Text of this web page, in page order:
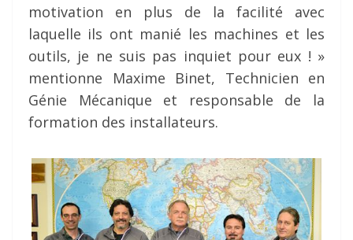
motivation en plus de la facilité avec
laquelle ils ont manié les machines et les
outils, je ne suis pas inquiet pour eux ! »
mentionne Maxime Binet, Technicien en
Génie Mécanique et responsable de la
formation des installateurs.